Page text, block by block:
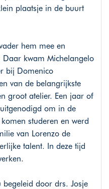
plaatsje in de buurt
hem mee en
Daar kwam Michelangelo
bij Domenico
van de belangrijkste
groot atelier. Een jaar of
om in de
studeren en werd
van Lorenzo de
talent. In deze tijd
door drs. Josje